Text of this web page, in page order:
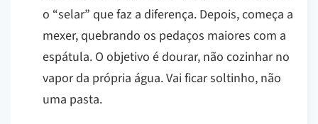
o “selar” que faz a diferença. Depois, começa a
mexer, quebrando os pedaços maiores com a
espátula. O objetivo é dourar, não cozinhar no
vapor da própria água. Vai ficar soltinho, não
uma pasta.